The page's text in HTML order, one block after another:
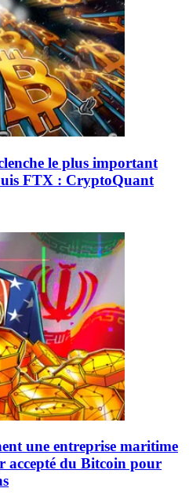
le plus important
FTX : CryptoQuant
une entreprise maritime
accepté du Bitcoin pour